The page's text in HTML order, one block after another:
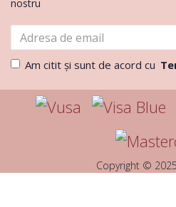
nostru
Am citit şi sunt de acord cu
Copyright ©